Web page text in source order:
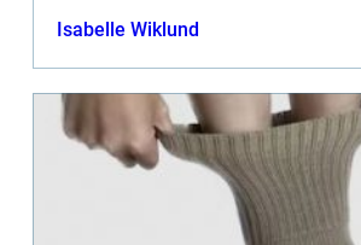
Isabelle Wiklund